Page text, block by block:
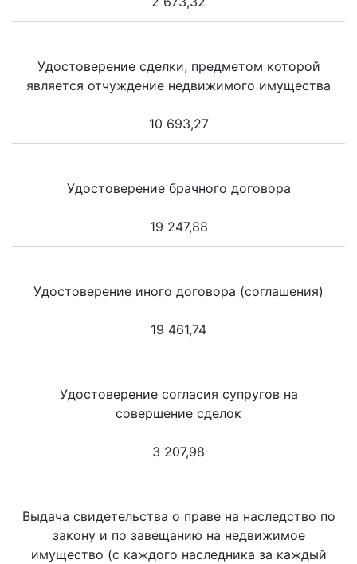
Удостоверение сделки, предметом которой
является отчуждение недвижимого имущества
10 693,27
Удостоверение брачного договора
19 247,88
Удостоверение иного договора (соглашения)
19 461,74
Удостоверение согласия супругов на
совершение сделок
3 207,98
Выдача свидетельства о праве на наследство по
закону и по завещанию на недвижимое
имущество (с каждого наследника за каждый